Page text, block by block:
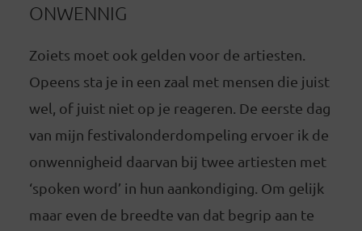
ONWENNIG
Zoiets moet ook gelden voor de artiesten.
Opeens sta je in een zaal met mensen die juist
wel, of juist niet op je reageren. De eerste dag
van mijn festivalonderdompeling ervoer ik de
onwennigheid daarvan bij twee artiesten met
‘spoken word’ in hun aankondiging. Om gelijk
maar even de breedte van dat begrip aan te